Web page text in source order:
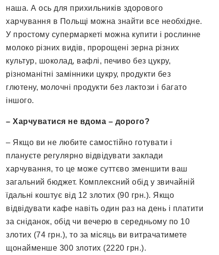
наша. А ось для прихильників здорового
харчування в Польщі можна знайти все необхідне.
У простому супермаркеті можна купити і рослинне
молоко різних видів, пророщені зерна різних
культур, шоколад, вафлі, печиво без цукру,
різноманітні замінники цукру, продукти без
глютену, молочні продукти без лактози і багато
іншого.
– Харчуватися не вдома – дорого?
– Якщо ви не любите самостійно готувати і
плануєте регулярно відвідувати заклади
харчування, то це може суттєво зменшити ваш
загальний бюджет. Комплексний обід у звичайній
їдальні коштує від 12 злотих (90 грн.). Якщо
відвідувати кафе навіть один раз на день і платити
за сніданок, обід чи вечерю в середньому по 10
злотих (74 грн.), то за місяць ви витрачатимете
щонайменше 300 злотих (2220 грн.).